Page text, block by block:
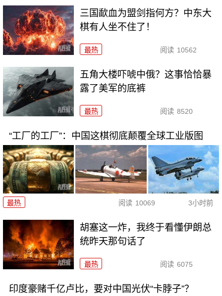
三国歃血为盟剑指何方？中东大
棋有人坐不住了！
最热 阅读 10562
五角大楼吓唬中俄？这事恰恰暴
露了美军的底裤
最热 阅读 8520
“工厂的工厂”：中国这棋彻底颠覆全球工业版图
最热 阅读 10069 3小时前
胡塞这一炸，我终于看懂伊朗总
统昨天那句话了
最热 阅读 6075
印度豪赌千亿卢比，要对中国光伏“卡脖子”？